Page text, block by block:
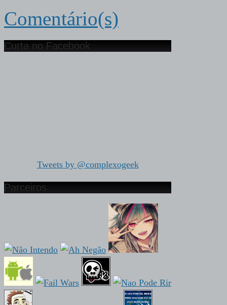
Comentário(s)
Curta no Facebook
Tweets by @complexogeek
Parceiros